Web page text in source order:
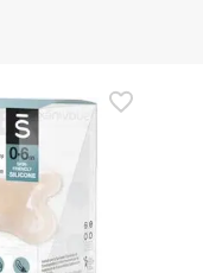
que voltes
os
nossos